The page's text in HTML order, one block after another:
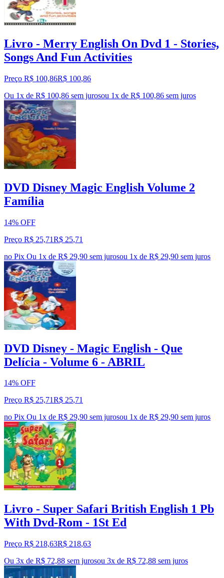
Livro - Merry English On Dvd 1 - Stories,
Songs And Fun Activities
Preço R$ 100,86R$ 100,86
Ou 1x de R$ 100,86 sem jurosou 1x de R$ 100,86 sem juros
DVD Disney Magic English Volume 2
Família
14% OFF
Preço R$ 25,71R$ 25,71
no Pix Ou 1x de R$ 29,90 sem jurosou 1x de R$ 29,90 sem juros
DVD Disney - Magic English - Que
Delícia - Volume 6 - ABRIL
14% OFF
Preço R$ 25,71R$ 25,71
no Pix Ou 1x de R$ 29,90 sem jurosou 1x de R$ 29,90 sem juros
Livro - Super Safari British English 1 Pb
With Dvd-Rom - 1St Ed
Preço R$ 218,63R$ 218,63
Ou 3x de R$ 72,88 sem jurosou 3x de R$ 72,88 sem juros